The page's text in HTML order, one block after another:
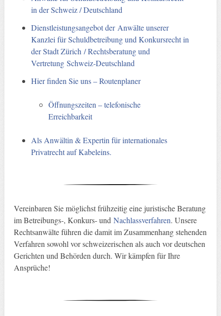
in der Schweiz / Deutschland
Dienstleistungsangebot der Anwälte unserer
Kanzlei für Schuldbetreibung und Konkursrecht in
der Stadt Zürich / Rechtsberatung und
Vertretung Schweiz-Deutschland
Hier finden Sie uns – Routenplaner
Öffnungszeiten – telefonische
Erreichbarkeit
Als Anwältin & Expertin für internationales
Privatrecht auf Kabeleins.
Vereinbaren Sie möglichst frühzeitig eine juristische Beratung
im Betreibungs-, Konkurs- und Nachlassverfahren. Unsere
Rechtsanwälte führen die damit im Zusammenhang stehenden
Verfahren sowohl vor schweizerischen als auch vor deutschen
Gerichten und Behörden durch. Wir kämpfen für Ihre
Ansprüche!